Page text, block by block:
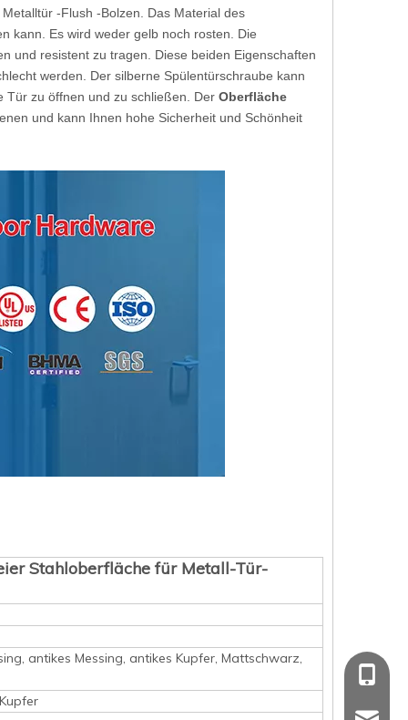
-Flush -Bolzen. Das Material des
kann. Es wird weder gelb noch rosten. Die
und resistent zu tragen. Diese beiden Eigenschaften
werden. Der silberne Spülentürschraube kann
Tür zu öffnen und zu schließen. Der Oberfläche
und kann Ihnen hohe Sicherheit und Schönheit
Stahloberfläche für Metall-Tür-
antikes Messing, antikes Kupfer, Mattschwarz,
+86